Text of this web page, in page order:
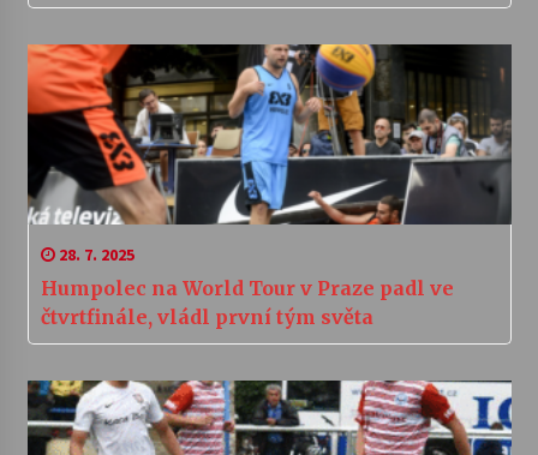
28. 7. 2025
Humpolec na World Tour v Praze padl ve
čtvrtfinále, vládl první tým světa